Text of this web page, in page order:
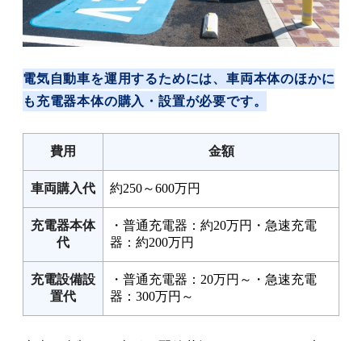
電気自動車を運用するためには、車両本体のほかに
も充電器本体の購入・設置が必要です。
費用 金額
車両購入代 約250～600万円
充電器本体
代
・普通充電器：約20万円・急速充電
器：約200万円
充電設備設
置代
・普通充電器：20万円～・急速充電
器：300万円～